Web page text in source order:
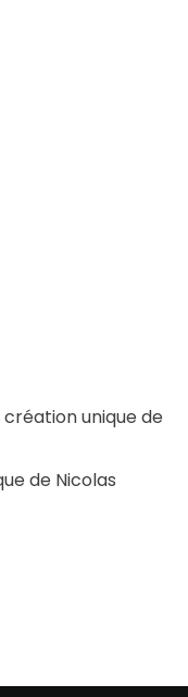
création unique de
de Nicolas